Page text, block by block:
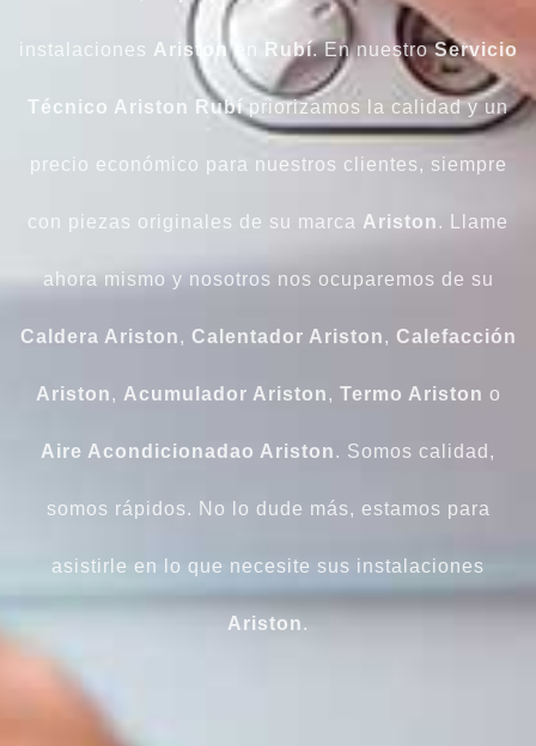
instalaciones Aristonen Rubí. En nuestroServicio
Técnico Ariston Rubípriorizamos la calidad y un
precio económico para nuestros clientes, siempre
con piezas originales de su marca Ariston. Llame
ahora mismo y nosotros nos ocuparemos de su
Caldera Ariston, Calentador Ariston, Calefacción
Ariston, Acumulador Ariston, Termo Ariston o
Aire Acondicionadao Ariston. Somos calidad,
somos rápidos. No lo dude más, estamos para
asistirle en lo que necesite sus instalaciones
Ariston.